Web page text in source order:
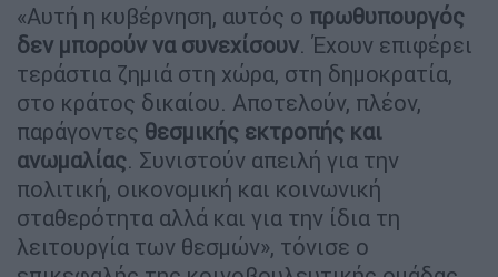
«Αυτή η κυβέρνηση, αυτός ο πρωθυπουργός
δεν μπορούν να συνεχίσουν. Έχουν επιφέρει
τεράστια ζημιά στη χώρα, στη δημοκρατία,
στο κράτος δικαίου. Αποτελούν, πλέον,
παράγοντες θεσμικής εκτροπής και
ανωμαλίας. Συνιστούν απειλή για την
πολιτική, οικονομική και κοινωνική
σταθερότητα αλλά και για την ίδια τη
λειτουργία των θεσμών», τόνισε ο